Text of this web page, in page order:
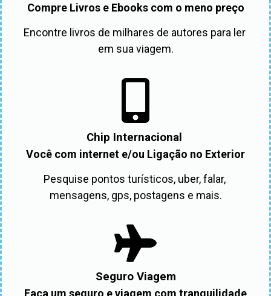
Compre Livros e Ebooks com o meno preço
Encontre livros de milhares de autores para ler
em sua viagem.
Chip Internacional
Você com internet e/ou Ligação no Exterior
Pesquise pontos turísticos, uber, falar,
mensagens, gps, postagens e mais.
Seguro Viagem
Faça um seguro e viagem com tranquilidade